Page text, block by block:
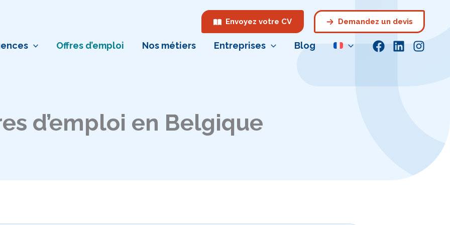
Envoyez votre CV Demandez un devis
Offres d’emploi Nos métiers Entreprises Blog
d’emploi en Belgique